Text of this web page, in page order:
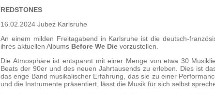
REDSTONES
16.02.2024 Jubez Karlsruhe
An einem milden Freitagabend in Karlsruhe ist die deutsch-
ihres aktuellen Albums Before We Die vorzustellen.
Die Atmosphäre ist entspannt mit einer Menge von etwa 30
Beats der 90er und des neuen Jahrtausends zu erleben. Dies ist
das enge Band musikalischer Erfahrung, das sie zu einer
und die Instrumente präsentiert, lässt die Musik für sich selbst